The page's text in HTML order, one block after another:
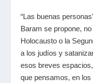
“Las buenas
Baram se propone,
Holocausto o la
a los judíos y
esos breves
que pensamos, en